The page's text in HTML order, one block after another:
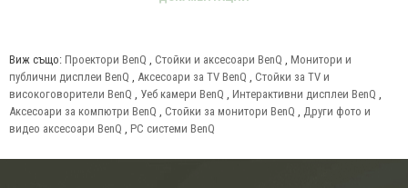
Виж също: Проектори BenQ , Стойки и аксесоари BenQ , Монитори и
публични дисплеи BenQ , Аксесоари за TV BenQ , Стойки за TV и
високоговорители BenQ , Уеб камери BenQ , Интерактивни дисплеи BenQ ,
Аксесоари за компютри BenQ , Стойки за монитори BenQ , Други фото и
видео аксесоари BenQ , PC системи BenQ